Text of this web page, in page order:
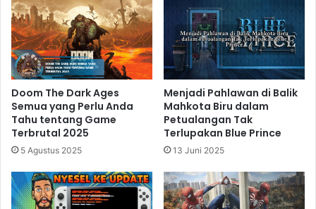
makhluk aneh yang dikenal sebagai Beaches dan BTs
(Beached Things), menawarkan pengalaman bermain
game yang benar-benar tak terlupakan. Sistem
pengiriman barang (cargo delivery ) yang menjadi inti
gameplaynya, walaupun tampak sederhana,
menawarkan tantangan dan kepuasan tersendiri.
Related Articles
Death Stranding 2 Membawa
Pengalaman Game Sinematik
Doom The Dark Ages
Semua yang Perlu Anda
Tahu tentang Game
Terbrutal 2025
5 Agustus 2025
Menjadi Pahlawan di Balik
Mahkota Biru dalam
Petualangan Tak
Terlupakan Blue Prince
13 Juni 2025